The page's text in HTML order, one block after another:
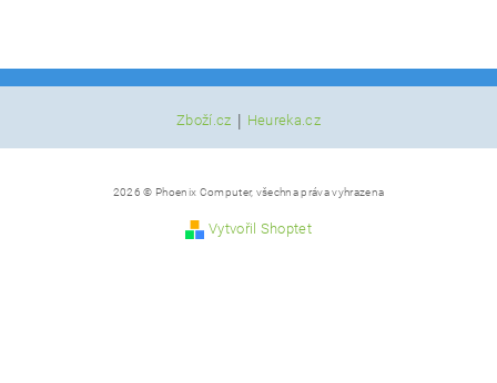
Zboží.cz | Heureka.cz
2026 © Phoenix Computer, všechna práva vyhrazena
Vytvořil Shoptet